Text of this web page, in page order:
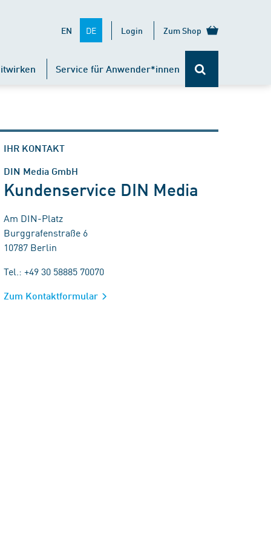
EN DE Login Zum Shop
Service für Anwender*innen
IHR KONTAKT
DIN Media GmbH
Kundenservice DIN Media
Am DIN-Platz
Burggrafenstraße 6
10787 Berlin
Tel.: +49 30 58885 70070
Zum Kontaktformular